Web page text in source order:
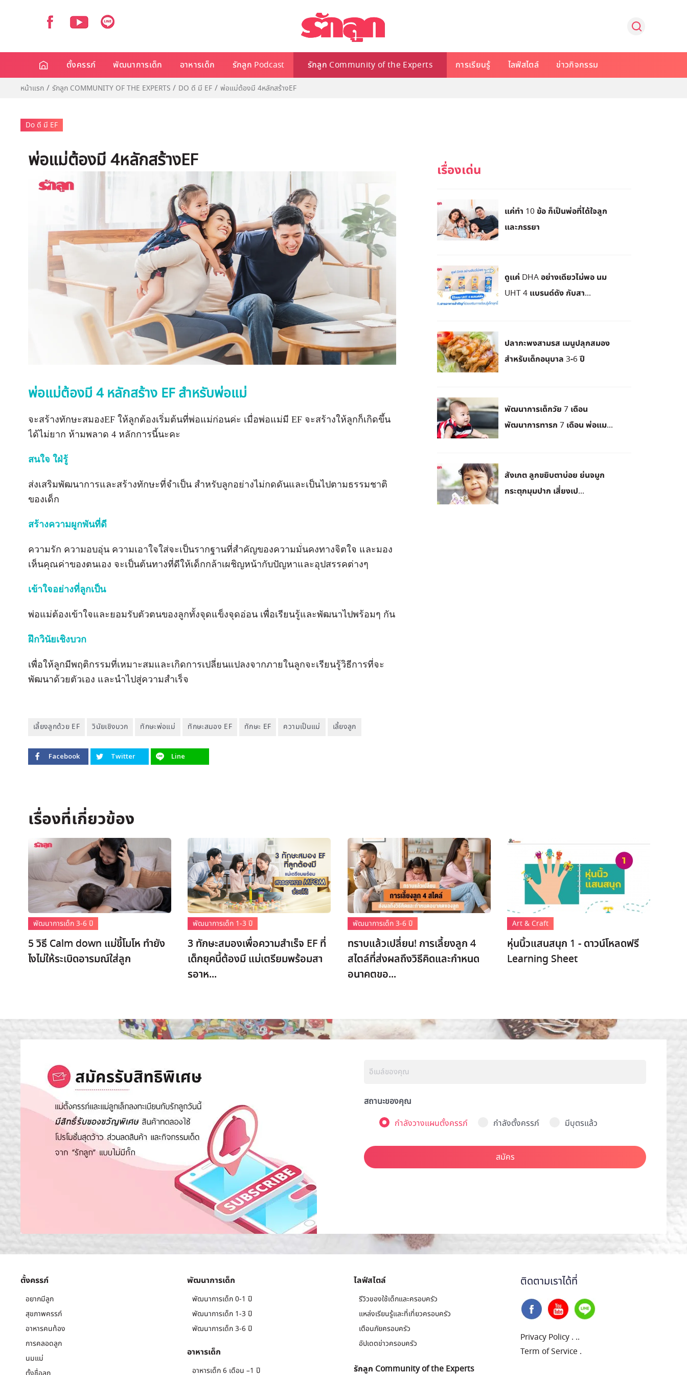
ตั้งครรภ์ พัฒนาการเด็ก อาหารเด็ก รักลูก Podcast รักลูก Community of the Experts การเรียนรู้ ไลฟ์สไตล์ ข่าวกิจกรรม
หน้าแรก รักลูก COMMUNITY OF THE EXPERTS DO ดี มี EF พ่อแม่ต้องมี 4หลักสร้างEF
Do ดี มี EF
พ่อแม่ต้องมี 4หลักสร้างEF
พ่อแม่ต้องมี 4 หลักสร้าง EF สำหรับพ่อแม่
จะสร้างทักษะสมองEF ให้ลูกต้องเริ่มต้นที่พ่อแม่ก่อนค่ะ เมื่อพ่อแม่มี EF จะสร้างให้ลูกก็เกิดขึ้น
ได้ไม่ยาก ห้ามพลาด 4 หลักการนี้นะคะ
สนใจ ใฝ่รู้
ส่งเสริมพัฒนาการและสร้างทักษะที่จำเป็น สําหรับลูกอย่างไม่กดดันและเป็นไปตามธรรมชาติ
ของเด็ก
สร้างความผูกพันที่ดี
ความรัก ความอบอุ่น ความเอาใจใส่จะเป็นรากฐานที่สําคัญของความมั่นคงทางจิตใจ และมอง
เห็นคุณค่าของตนเอง จะเป็นต้นทางที่ดีให้เด็กกล้าเผชิญหน้ากับปัญหาและอุปสรรคต่างๆ
เข้าใจอย่างที่ลูกเป็น
พ่อแม่ต้องเข้าใจและยอมรับตัวตนของลูกทั้งจุดแข็งจุดอ่อน เพื่อเรียนรู้และพัฒนาไปพร้อมๆ กัน
ฝึกวินัยเชิงบวก
เพื่อให้ลูกมีพฤติกรรมที่เหมาะสมและเกิดการเปลี่ยนแปลงจากภายในลูกจะเรียนรู้วิธีการที่จะ
พัฒนาด้วยตัวเอง และนําไปสู่ความสําเร็จ
เลี้ยงลูกด้วย EF วินัยเชิงบวก ทักษะพ่อแม่ ทักษะสมอง EF ทักษะ EF ความเป็นแม่ เลี้ยงลูก
Facebook Twitter Line
แค่ทำ 10 ข้อ ก็เป็นพ่อที่ได้ใจลูก
และภรรยา
ดูแค่ DHA อย่างเดียวไม่พอ นม
UHT 4 แบรนด์ดัง กับสา...
ปลากะพงสามรส เมนูปลุกสมอง
สำหรับเด็กอนุบาล 3-6 ปี
พัฒนาการเด็กวัย 7 เดือน
พัฒนาการทารก 7 เดือน พ่อแม...
สังเกต ลูกขยิบตาบ่อย ย่นจมูก
กระตุกมุมปาก เสี่ยงเป...
พัฒนาการเด็ก 3-6 ปี
5 วิธี Calm down แม่ขี้โมโห ทำยัง
ไงไม่ให้ระเบิดอารมณ์ใส่ลูก
พัฒนาการเด็ก 1-3 ปี
3 ทักษะสมองเพื่อความสำเร็จ EF ที่
เด็กยุคนี้ต้องมี แม่เตรียมพร้อมสา
รอาห...
พัฒนาการเด็ก 3-6 ปี
ทราบแล้วเปลี่ยน! การเลี้ยงลูก 4
สไตล์ที่ส่งผลถึงวิธีคิดและกำหนด
อนาคตขอ...
Art & Craft
หุ่นนิ้วแสนสนุก 1 - ดาวน์โหลดฟรี
Learning Sheet
สถานะของคุณ
กำลังวางแผนตั้งครรภ์
กำลังตั้งครรภ์ มีบุตรแล้ว
สมัคร
ตั้งครรภ์
อยากมีลูก
สุขภาพครรภ์
อาหารคนท้อง
การคลอดลูก
นมแม่
พัฒนาการเด็ก
พัฒนาการเด็ก 0-1 ปี
พัฒนาการเด็ก 1-3 ปี
พัฒนาการเด็ก 3-6 ปี
อาหารเด็ก
อาหารเด็ก 6 เดือน –1 ปี
ไลฟ์สไตล์
รีวิวของใช้เด็กและครอบครัว
แหล่งเรียนรู้และที่เที่ยวครอบครัว
เตือนภัยครอบครัว
อัปเดตข่าวครอบครัว
รักลูก Community of the Experts
ติดตามเราได้ที่
Privacy Policy . ..
Term of Service .